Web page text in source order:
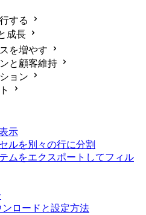
する
成長
を増やす
と顧客維持
ョン
示
ルを別々の行に分割
ムをエクスポートしてフィル
ンロードと設定方法